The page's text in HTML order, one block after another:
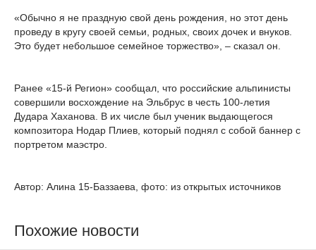
«Обычно я не праздную свой день рождения, но этот день
проведу в кругу своей семьи, родных, своих дочек и внуков.
Это будет небольшое семейное торжество», – сказал он.
Ранее «15-й Регион» сообщал, что российские альпинисты
совершили восхождение на Эльбрус в честь 100-летия
Дудара Хаханова. В их числе был ученик выдающегося
композитора Нодар Плиев, который поднял с собой баннер с
портретом маэстро.
Автор: Алина 15-Баззаева, фото: из открытых источников
Похожие новости